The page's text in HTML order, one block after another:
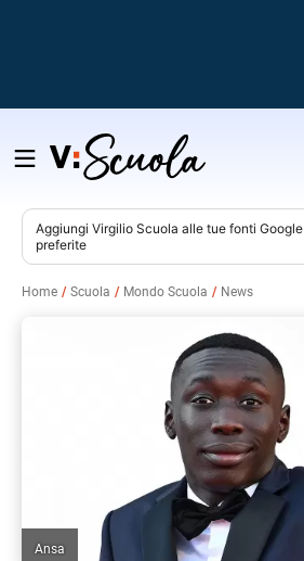
Salta
contenuto
Aggiungi Virgilio Scuola alle tue fonti Google
preferite
Home Scuola Mondo Scuola News
Ansa